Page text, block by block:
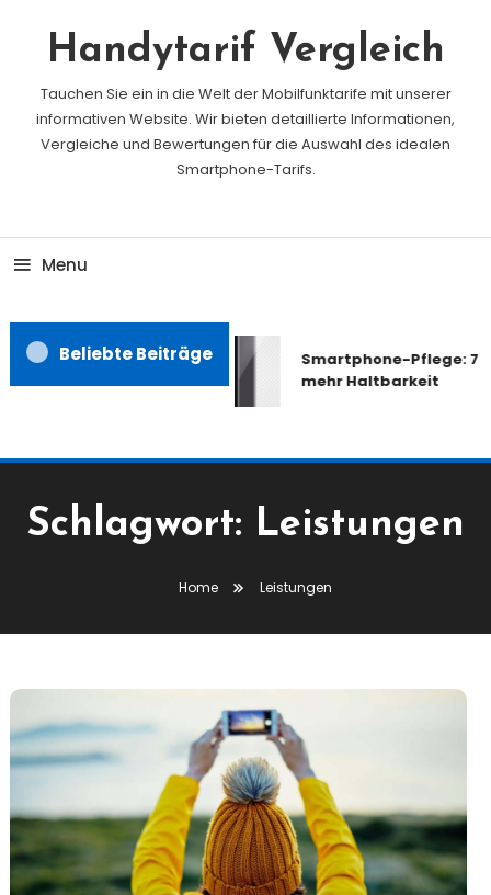
Handytarif Vergleich
Tauchen Sie ein in die Welt der Mobilfunktarife mit unserer
informativen Website. Wir bieten detaillierte Informationen,
Vergleiche und Bewertungen für die Auswahl des idealen
Smartphone-Tarifs.
Menu
Beliebte Beiträge
Smartphone-Pflege: 7
mehr Haltbarkeit
Schlagwort: Leistungen
Home Leistungen